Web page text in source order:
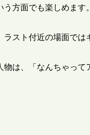
方面でも楽しめま
スト付近の場面で
は、「なんちゃって